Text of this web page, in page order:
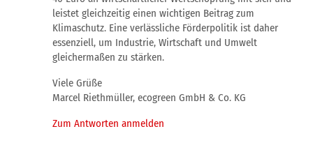
leistet gleichzeitig einen wichtigen Beitrag zum
Klimaschutz. Eine verlässliche Förderpolitik ist daher
essenziell, um Industrie, Wirtschaft und Umwelt
gleichermaßen zu stärken.
Viele Grüße
Marcel Riethmüller, ecogreen GmbH & Co. KG
Zum Antworten anmelden